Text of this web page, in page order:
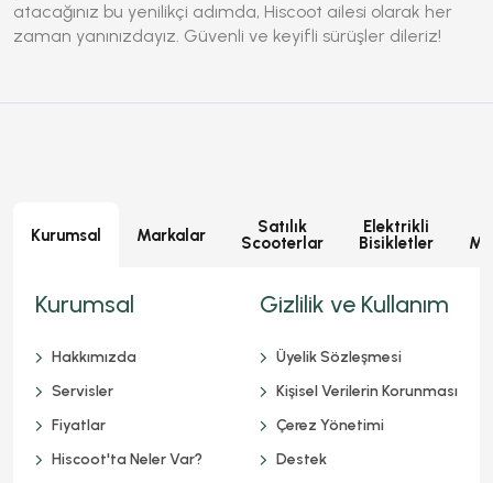
atacağınız bu yenilikçi adımda, Hiscoot ailesi olarak her
zaman yanınızdayız. Güvenli ve keyifli sürüşler dileriz!
Kurumsal Markalar
Satılık
Scooterlar
Elektrikli
Bisikletler
Kurumsal
Hakkımızda
Servisler
Fiyatlar
Hiscoot'ta Neler Var?
Gizlilik ve Kullanım
Üyelik Sözleşmesi
Kişisel Verilerin Korunması
Çerez Yönetimi
Destek